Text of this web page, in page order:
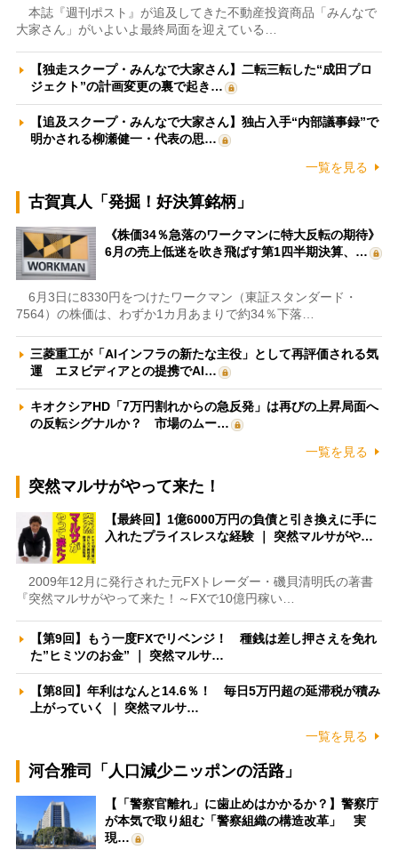
本誌『週刊ポスト』が追及してきた不動産投資商品「みんなで
大家さん」がいよいよ最終局面を迎えている…
【独走スクープ・みんなで大家さん】二転三転した“成田プロ
ジェクト”の計画変更の裏で起き…
【追及スクープ・みんなで大家さん】独占入手“内部議事録”で
明かされる柳瀬健一・代表の思…
一覧を見る
古賀真人「発掘！好決算銘柄」
《株価34％急落のワークマンに特大反転の期待》
6月の売上低迷を吹き飛ばす第1四半期決算、…
6月3日に8330円をつけたワークマン（東証スタンダード・
7564）の株価は、わずか1カ月あまりで約34％下落…
三菱重工が「AIインフラの新たな主役」として再評価される気
運 エヌビディアとの提携でAI…
キオクシアHD「7万円割れからの急反発」は再びの上昇局面へ
の反転シグナルか？ 市場のムー…
一覧を見る
突然マルサがやって来た！
【最終回】1億6000万円の負債と引き換えに手に
入れたプライスレスな経験 ｜ 突然マルサがや…
2009年12月に発行された元FXトレーダー・磯貝清明氏の著書
『突然マルサがやって来た！～FXで10億円稼い…
【第9回】もう一度FXでリベンジ！ 種銭は差し押さえを免れ
た”ヒミツのお金” ｜ 突然マルサ…
【第8回】年利はなんと14.6％！ 毎日5万円超の延滞税が積み
上がっていく ｜ 突然マルサ…
一覧を見る
河合雅司「人口減少ニッポンの活路」
【「警察官離れ」に歯止めはかかるか？】警察庁
が本気で取り組む「警察組織の構造改革」 実
現…